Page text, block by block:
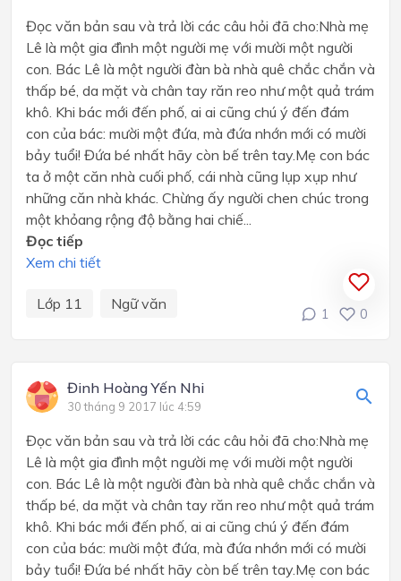
Đọc văn bản sau và trả lời các câu hỏi đã cho:Nhà mẹ
Lê là một gia đình một người mẹ với mười một người
con. Bác Lê là một người đàn bà nhà quê chắc chắn và
thấp bé, da mặt và chân tay răn reo như một quả trám
khô. Khi bác mới đến phố, ai ai cũng chú ý đến đám
con của bác: mười một đứa, mà đứa nhớn mới có mười
bảy tuổi! Đứa bé nhất hãy còn bế trên tay.Mẹ con bác
ta ở một căn nhà cuối phố, cái nhà cũng lụp xụp như
những căn nhà khác. Chừng ấy người chen chúc trong
một khỏang rộng độ bằng hai chiế...
Đọc tiếp
Xem chi tiết
Lớp 11 Ngữ văn
1 0
Đinh Hoàng Yến Nhi
30 tháng 9 2017 lúc 4:59
Đọc văn bản sau và trả lời các câu hỏi đã cho:Nhà mẹ
Lê là một gia đình một người mẹ với mười một người
con. Bác Lê là một người đàn bà nhà quê chắc chắn và
thấp bé, da mặt và chân tay răn reo như một quả trám
khô. Khi bác mới đến phố, ai ai cũng chú ý đến đám
con của bác: mười một đứa, mà đứa nhớn mới có mười
bảy tuổi! Đứa bé nhất hãy còn bế trên tay.Mẹ con bác